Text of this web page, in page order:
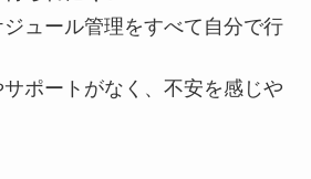
ュール管理をすべて自分で行
サポートがなく、不安を感じや